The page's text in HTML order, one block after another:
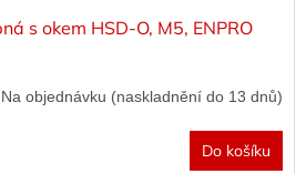
s okem HSD-O, M5, ENPRO
Na objednávku (naskladnění do 13 dnů)
Do košíku